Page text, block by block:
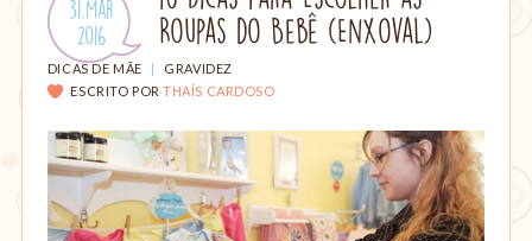
amamentação,
Montessori,
viagem
etc.
Publicado
em:
31.Mar
.
2016
Roupas do Bebê (Enxoval)
CATEGORIAS:
DICAS DE MÃE
GRAVIDEZ
ESCRITO POR THAÍS CARDOSO